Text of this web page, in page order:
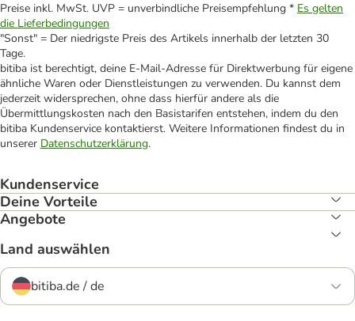
Preise inkl. MwSt. UVP = unverbindliche Preisempfehlung * Es gelten
die Lieferbedingungen
"Sonst" = Der niedrigste Preis des Artikels innerhalb der letzten 30
Tage.
bitiba ist berechtigt, deine E-Mail-Adresse für Direktwerbung für eigene
ähnliche Waren oder Dienstleistungen zu verwenden. Du kannst dem
jederzeit widersprechen, ohne dass hierfür andere als die
Übermittlungskosten nach den Basistarifen entstehen, indem du den
bitiba Kundenservice kontaktierst. Weitere Informationen findest du in
unserer Datenschutzerklärung.
Kundenservice
Deine Vorteile
Angebote
Land auswählen
bitiba.de / de